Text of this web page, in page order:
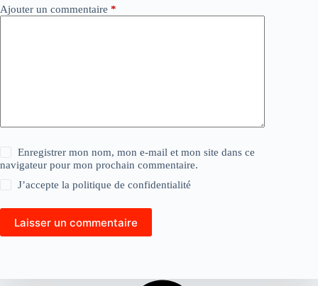
Ajouter un commentaire *
Enregistrer mon nom, mon e-mail et mon site dans ce
navigateur pour mon prochain commentaire.
J’accepte lapolitique de confidentialité
Laisser un commentaire